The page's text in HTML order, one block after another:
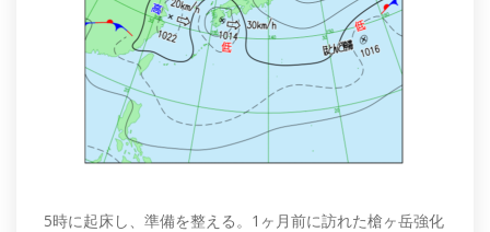
5時に起床し、準備を整える。1ヶ月前に訪れた槍ヶ岳強化